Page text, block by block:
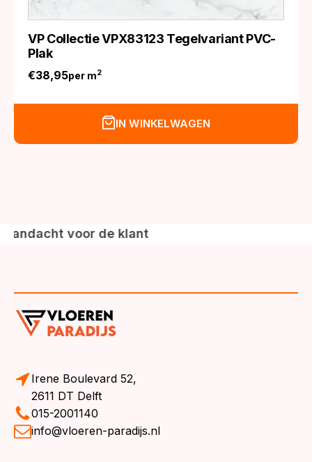
VP Collectie VPX83123 Tegelvariant PVC-
Plak
€38,95per m2
IN WINKELWAGEN
voor de klant
Irene Boulevard 52,
2611 DT Delft
015-2001140
info@vloeren-paradijs.nl